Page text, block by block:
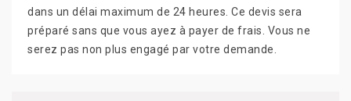
dans un délai maximum de 24 heures. Ce devis sera
préparé sans que vous ayez à payer de frais. Vous ne
serez pas non plus engagé par votre demande.